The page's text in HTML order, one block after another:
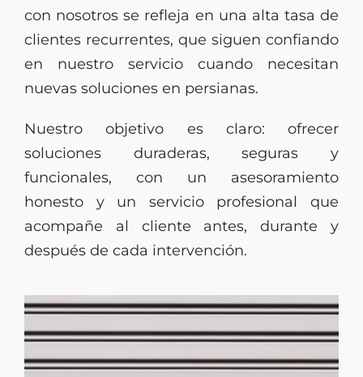
con nosotros se refleja en una alta tasa de
clientes recurrentes, que siguen confiando
en nuestro servicio cuando necesitan
nuevas soluciones en persianas.
Nuestro objetivo es claro: ofrecer
soluciones duraderas, seguras y
funcionales, con un asesoramiento
honesto y un servicio profesional que
acompañe al cliente antes, durante y
después de cada intervención.